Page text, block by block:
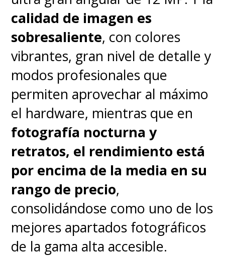
calidad de imagen es
sobresaliente, con colores
vibrantes, gran nivel de detalle y
modos profesionales que
permiten aprovechar al máximo
el hardware, mientras que en
fotografía nocturna y
retratos, el rendimiento está
por encima de la media en su
rango de precio,
consolidándose como uno de los
mejores apartados fotográficos
de la gama alta accesible.